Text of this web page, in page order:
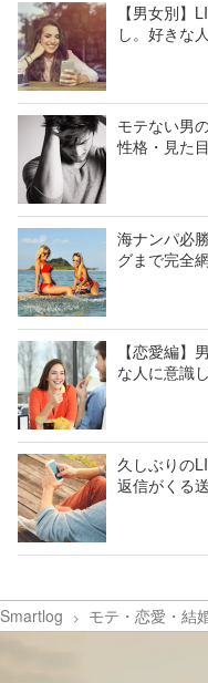
【男女別】
し。好きな
モテない男
性格・見た
海ナンパ必
グまで完全網
【恋愛編】
な人に意識
久しぶりの
返信がくる
Smartlog モテ・恋愛・結